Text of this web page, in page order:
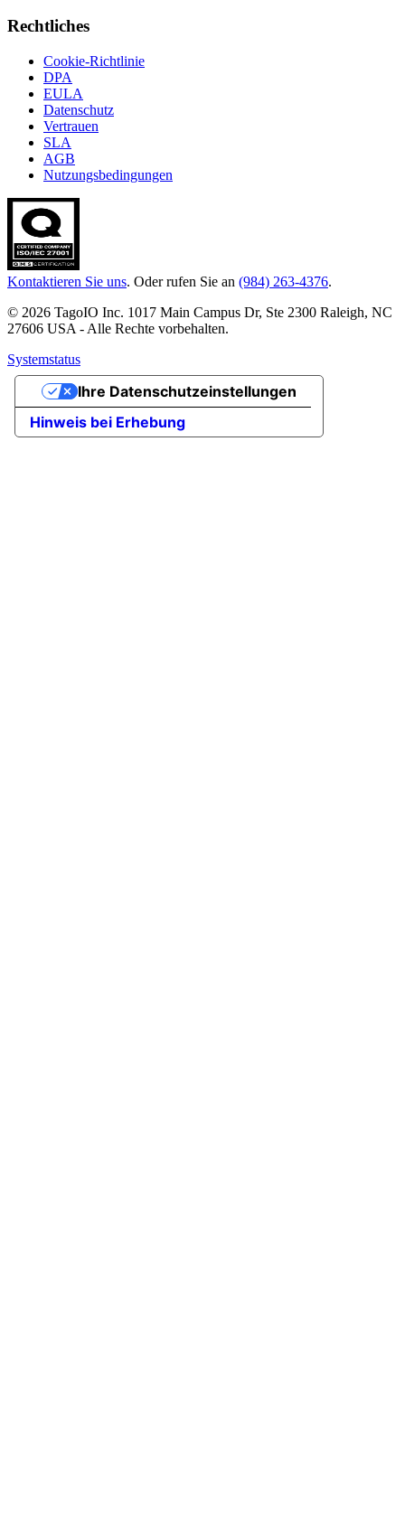
Rechtliches
Cookie-Richtlinie
DPA
EULA
Datenschutz
Vertrauen
SLA
AGB
Nutzungsbedingungen
Kontaktieren Sie uns. Oder rufen Sie an (984) 263-4376.
© 2026 TagoIO Inc. 1017 Main Campus Dr, Ste 2300 Raleigh, NC
27606 USA - Alle Rechte vorbehalten.
Systemstatus
Hinweis bei Erhebung
Ihre Datenschutzeinstellungen